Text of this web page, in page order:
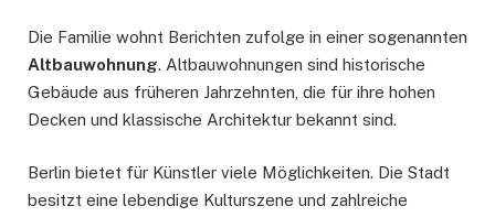
Die Familie wohnt Berichten zufolge in einer sogenannten
Altbauwohnung. Altbauwohnungen sind historische
Gebäude aus früheren Jahrzehnten, die für ihre hohen
Decken und klassische Architektur bekannt sind.
Berlin bietet für Künstler viele Möglichkeiten. Die Stadt
besitzt eine lebendige Kulturszene und zahlreiche